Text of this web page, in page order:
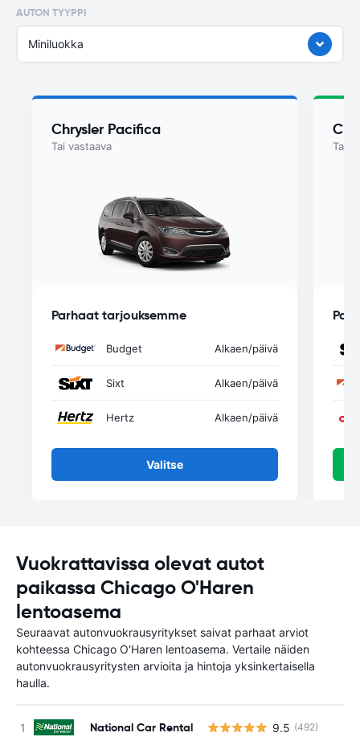
AUTON TYYPPI
Miniluokka
Chrysler Pacifica
Tai vastaava
Parhaat tarjouksemme
Budget Alkaen/päivä
Sixt Alkaen/päivä
Hertz Alkaen/päivä
Valitse
Tai
Vuokrattavissa olevat autot
paikassa Chicago O'Haren
lentoasema
Seuraavat autonvuokrausyritykset saivat parhaat arviot
kohteessa Chicago O'Haren lentoasema. Vertaile näiden
autonvuokrausyritysten arvioita ja hintoja yksinkertaisella
haulla.
National Car Rental 9.5 (492)